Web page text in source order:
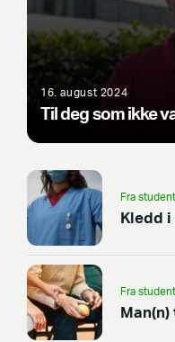
16. august 2024
Til deg som ikke
Fra
Kledd
Fra